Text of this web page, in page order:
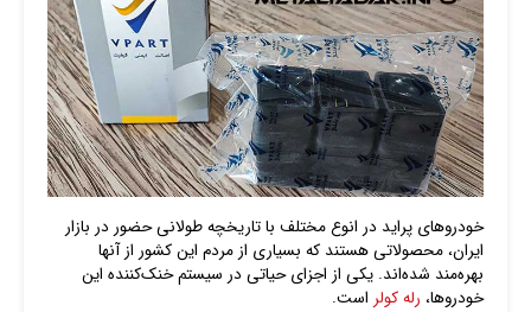
خودروهای پراید در انوع مختلف با تاریخچه طولانی حضور در بازار
ایران، محصولاتی هستند که بسیاری از مردم این کشور از آنها
بهره‌مند شده‌اند. یکی از اجزای حیاتی در سیستم خنک‌کننده این
خودروها، رله کولر است.